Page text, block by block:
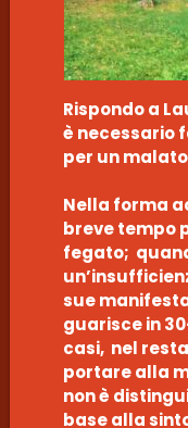
Rispondo a
è necessario
per un
Nella forma
breve tempo
fegato;
sue
guarisce in
casi, nel
portare alla
non è
base alla